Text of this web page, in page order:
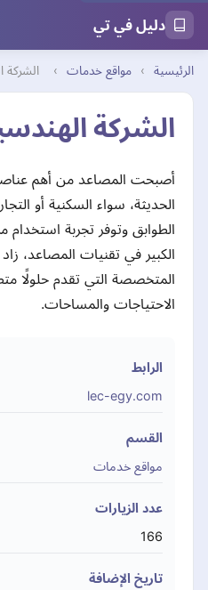
دليل في تي
الرئيسية › مواقع خدمات › الشركة
الشركة
أصبحت المصاعد من أهم عناصر
الحديثة، سواء السكنية أو
الطوابق وتوفر تجربة استخدام
الكبير في تقنيات المصاعد،
المتخصصة التي تقدم حلولًا
الاحتياجات والمساحات.
الرابط
lec-egy.com
القسم
مواقع خدمات
عدد الزيارات
166
تاريخ الإضافة